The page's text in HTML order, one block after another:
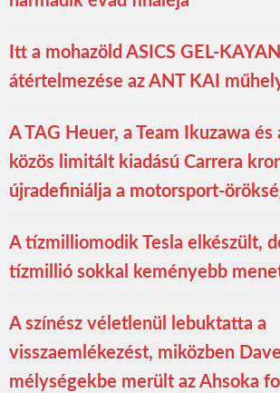
Itt a mohazöld ASICS GEL-
átértelmezése az ANT KAI
A TAG Heuer, a Team Ikuzawa és
közös limitált kiadású Carrera
újradefiniálja a motorsport-
A tízmilliomodik Tesla elkészült,
tízmillió sokkal keményebb
A színész véletlenül lebuktatta a
visszaemlékezést, miközben
mélységekbe merült az Ahsoka